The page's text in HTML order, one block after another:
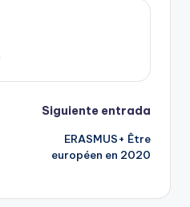
Siguiente entrada
ERASMUS+ Être
européen en 2020